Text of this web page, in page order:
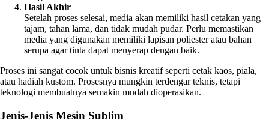
Hasil Akhir
Setelah proses selesai, media akan memiliki hasil cetakan yang
tajam, tahan lama, dan tidak mudah pudar. Perlu memastikan
media yang digunakan memiliki lapisan poliester atau bahan
serupa agar tinta dapat menyerap dengan baik.
Proses ini sangat cocok untuk bisnis kreatif seperti cetak kaos, piala,
atau hadiah kustom. Prosesnya mungkin terdengar teknis, tetapi
teknologi membuatnya semakin mudah dioperasikan.
Jenis-Jenis Mesin Sublim